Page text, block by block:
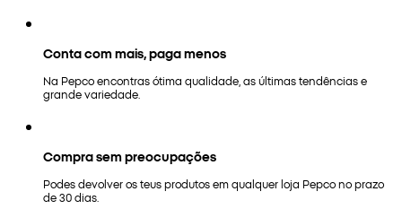
Conta com mais, paga menos
Na Pepco encontras ótima qualidade, as últimas tendências e
grande variedade.
Compra sem preocupações
Podes devolver os teus produtos em qualquer loja Pepco no prazo
de 30 dias.